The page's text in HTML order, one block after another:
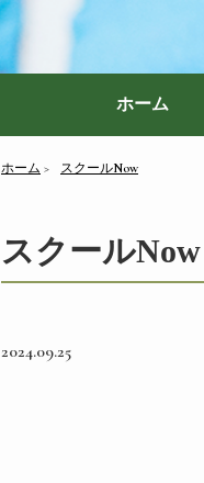
ホーム
ホーム スクールNow
スクールNow
2024.09.25